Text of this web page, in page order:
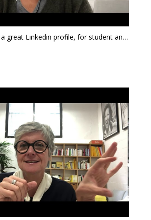
How to create a great Linkedin profile, for student and young professionals